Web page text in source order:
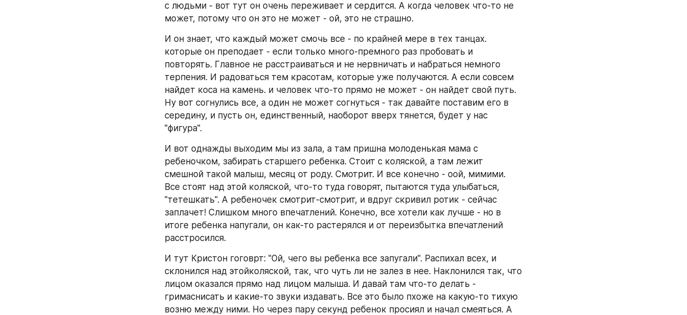
с людьми - вот тут он очень переживает и сердится. А когда человек что-то не
может, потому что он это не может - ой, это не страшно.
И он знает, что каждый может смочь все - по крайней мере в тех танцах.
которые он преподает - если только много-премного раз пробовать и
повторять. Главное не расстраиваться и не нервничать и набраться немного
терпения. И радоваться тем красотам, которые уже получаются. А если совсем
найдет коса на камень. и человек что-то прямо не может - он найдет свой путь.
Ну вот согнулись все, а один не может согнуться - так давайте поставим его в
середину, и пусть он, единственный, наоборот вверх тянется, будет у нас
"фигура".
И вот однажды выходим мы из зала, а там пришна молоденькая мама с
ребеночком, забирать старшего ребенка. Стоит с коляской, а там лежит
смешной такой малыш, месяц от роду. Смотрит. И все конечно - оой, мимими.
Все стоят над этой коляской, что-то туда говорят, пытаются туда улыбаться,
"тетешкать". А ребеночек смотрит-смотрит, и вдруг скривил ротик - сейчас
заплачет! Слишком много впечатлений. Конечно, все хотели как лучше - но в
итоге ребенка напугали, он как-то растерялся и от переизбытка впечатлений
расстросился.
И тут Кристон гоговрт: "Ой, чего вы ребенка все запугали". Распихал всех, и
склонился над этойколяской, так, что чуть ли не залез в нее. Наклонился так, что
лицом оказался прямо над лицом малыша. И давай там что-то делать -
гримаснисать и какие-то звуки издавать. Все это было пхоже на какую-то тихую
возню между ними. Но через пару секунд ребенок просиял и начал смеяться. А